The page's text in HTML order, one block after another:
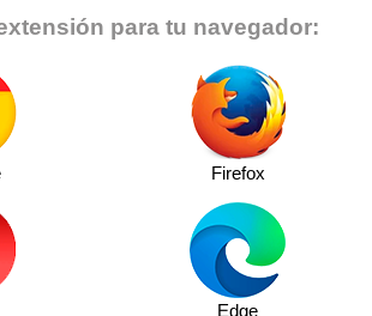
para tu navegador:
Firefox
Edge